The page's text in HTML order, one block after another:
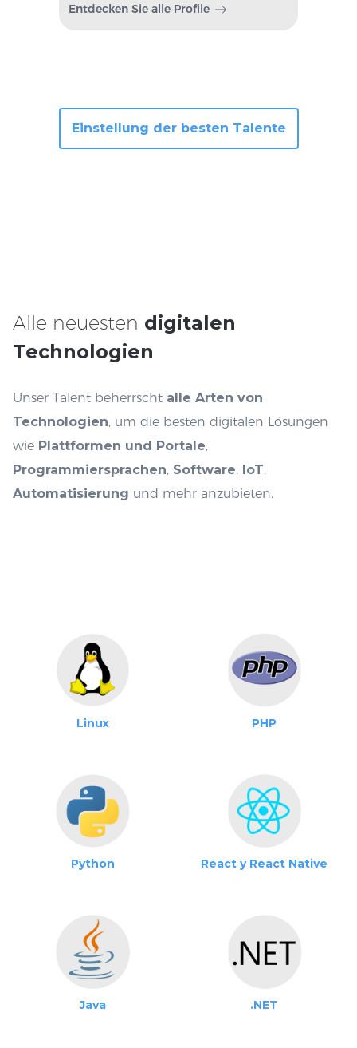
Entdecken Sie alle Profile
Einstellung der besten Talente
Alle neuesten digitalen
Technologien
Unser Talent beherrscht alle Arten von
Technologien, um die besten digitalen Lösungen
wie Plattformen und Portale,
Programmiersprachen, Software, IoT,
Automatisierung und mehr anzubieten.
Linux PHP
Python React y React Native
Java .NET